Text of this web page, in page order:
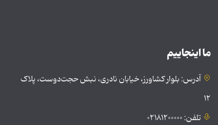
ما اینجاییم
آدرس: بلوار کشاورز، خیابان نادری، نبش حجت‌دوست، پلاک
۱۲
تلفن: ۰۲۱۸۱۲۰۰۰۰۰